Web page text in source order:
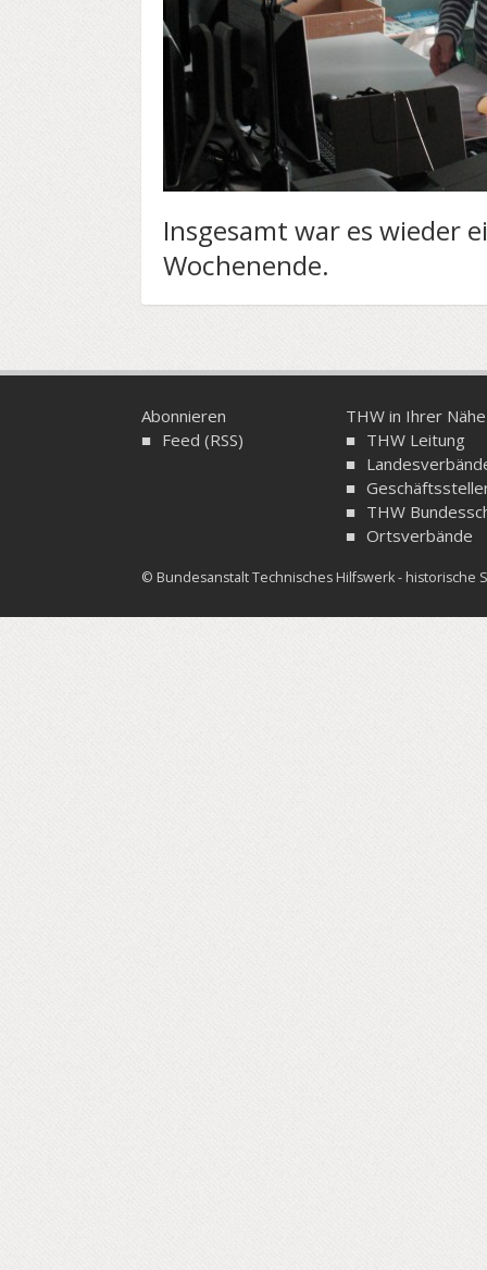
Insgesamt war es wieder
Wochenende.
Abonnieren
Feed (RSS)
THW in Ihrer Nähe
THW Leitung
THW
Ortsverbände
© Bundesanstalt Technisches Hilfswerk - historische